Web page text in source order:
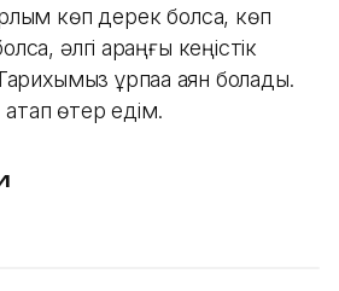
көп дерек болса, көп
әлгі қараңғы кеңістік
ұрпаққа аян болады.
өтер едім.